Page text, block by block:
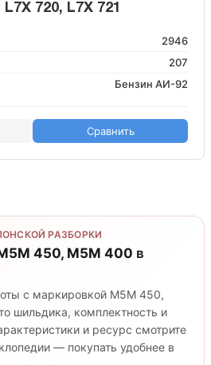
720, L7X 721
2946
207
Бензин АИ-92
Сравнить
РАЗБОРКИ
450, M5M 400 в
с маркировкой M5M 450,
шильдика, комплектность и
и ресурс смотрите
— покупать удобнее в